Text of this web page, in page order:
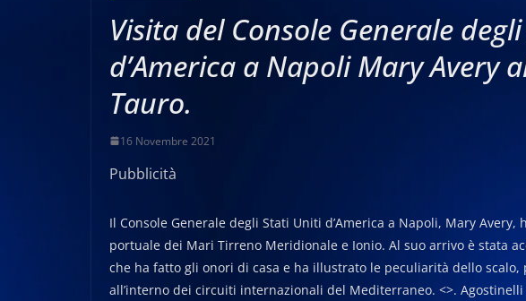
Visita del Console Generale
d’America a Napoli Mary Avery
Tauro.
16 Novembre 2021
Pubblicità
Il Console Generale degli Stati Uniti d’America a Napoli, Mary Avery,
portuale dei Mari Tirreno Meridionale e Ionio. Al suo arrivo è stata
che ha fatto gli onori di casa e ha illustrato le peculiarità dello
all’interno dei circuiti internazionali del Mediterraneo. <>. Agostinelli